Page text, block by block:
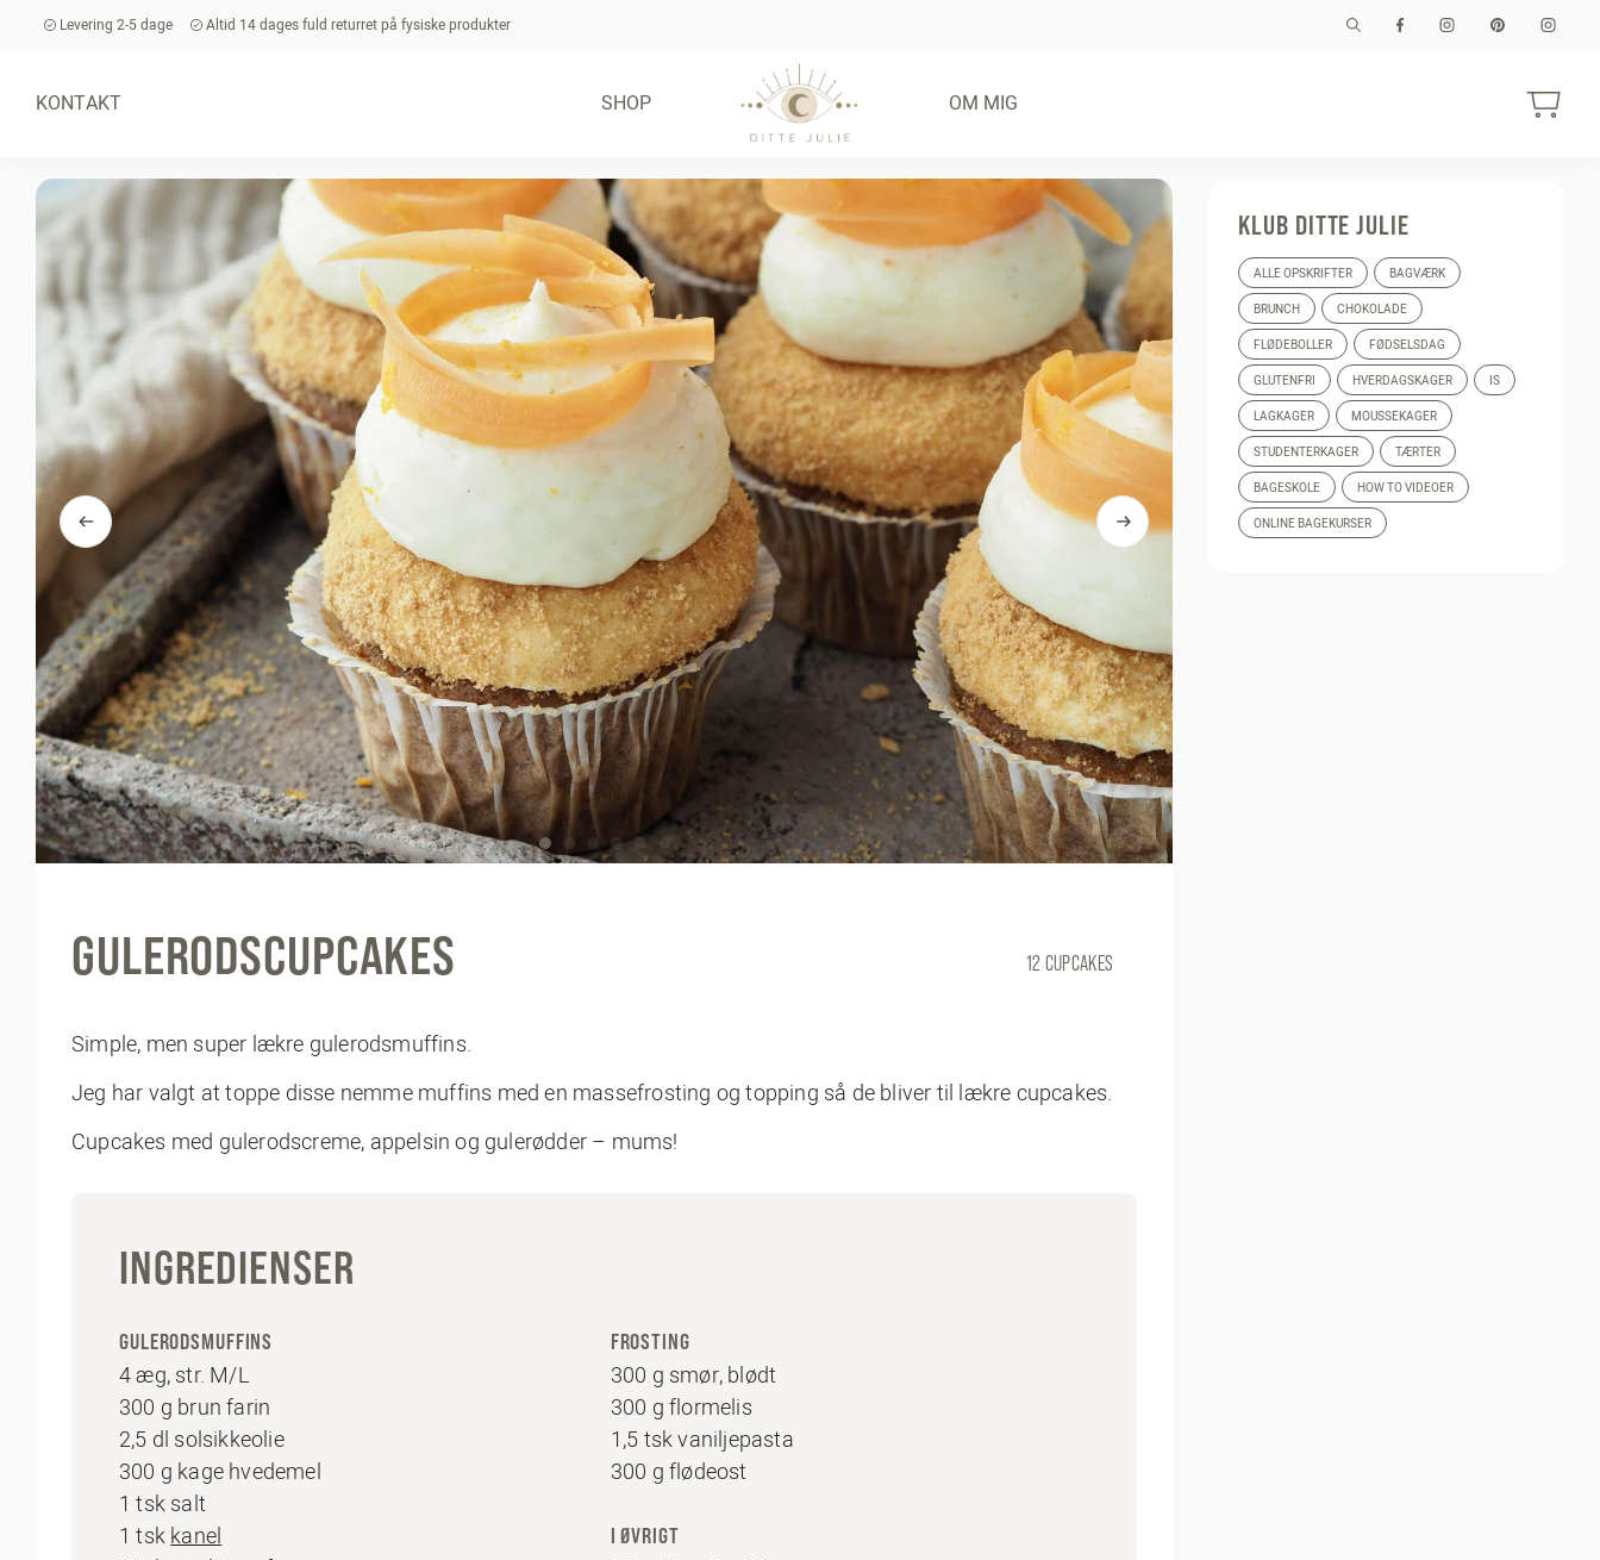
Levering 2-5 dage Altid 14 dages fuld returret på fysiske produkter
KONTAKT SHOP OM MIG
GULERODSCUPCAKES 12 CUPCAKES
Simple, men super lækre gulerodsmuffins.
Jeg har valgt at toppe disse nemme muffins med en massefrosting og topping så de bliver til lækre cupcakes.
Cupcakes med gulerodscreme, appelsin og gulerødder – mums!
INGREDIENSER
GULERODSMUFFINS
4 æg, str. M/L
300 g brun farin
2,5 dl solsikkeolie
300 g kage hvedemel
1 tsk salt
1 tsk kanel
FROSTING
300 g smør, blødt
300 g flormelis
1,5 tsk vaniljepasta
300 g flødeost
I ØVRIGT
KLUB DITTE JULIE
ALLE OPSKRIFTER BAGVÆRK
BRUNCH CHOKOLADE
FLØDEBOLLER FØDSELSDAG
GLUTENFRI HVERDAGSKAGER IS
LAGKAGER MOUSSEKAGER
STUDENTERKAGER TÆRTER
BAGESKOLE HOW TO VIDEOER
ONLINE BAGEKURSER